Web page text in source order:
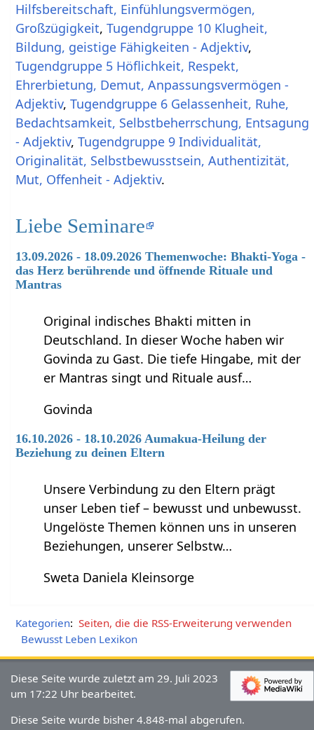
Hilfsbereitschaft, Einfühlungsvermögen,
Großzügigkeit,Tugendgruppe 10 Klugheit,
Bildung, geistige Fähigkeiten - Adjektiv,
Tugendgruppe 5 Höflichkeit, Respekt,
Ehrerbietung, Demut, Anpassungsvermögen -
Adjektiv,Tugendgruppe 6 Gelassenheit, Ruhe,
Bedachtsamkeit, Selbstbeherrschung, Entsagung
- Adjektiv,Tugendgruppe 9 Individualität,
Originalität, Selbstbewusstsein, Authentizität,
Mut, Offenheit - Adjektiv.
Liebe Seminare
13.09.2026 - 18.09.2026 Themenwoche: Bhakti-Yoga -
das Herz berührende und öffnende Rituale und
Mantras
Original indisches Bhakti mitten in
Deutschland. In dieser Woche haben wir
Govinda zu Gast. Die tiefe Hingabe, mit der
er Mantras singt und Rituale ausf…
Govinda
16.10.2026 - 18.10.2026 Aumakua-Heilung der
Beziehung zu deinen Eltern
Unsere Verbindung zu den Eltern prägt
unser Leben tief – bewusst und unbewusst.
Ungelöste Themen können uns in unseren
Beziehungen, unserer Selbstw…
Sweta Daniela Kleinsorge
Kategorien: Seiten, die die RSS-Erweiterung verwenden
Bewusst Leben Lexikon
Diese Seite wurde zuletzt am 29. Juli 2023
um 17:22 Uhr bearbeitet.
Diese Seite wurde bisher 4.848-mal abgerufen.